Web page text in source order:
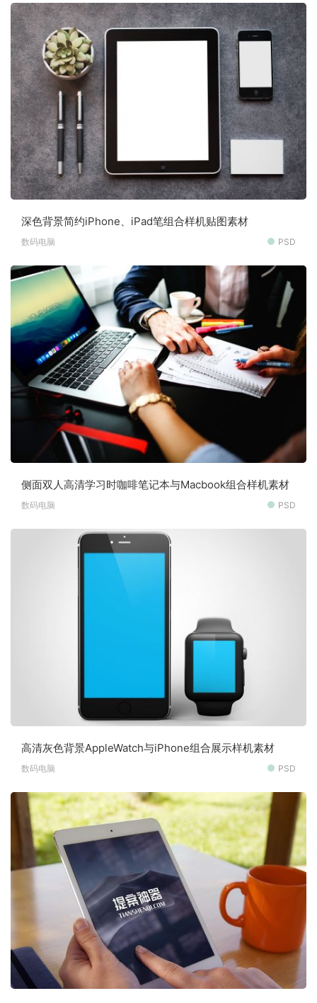
深色背景简约iPhone、iPad笔组合样机贴图素材
数码电脑 PSD
侧面双人高清学习时咖啡笔记本与Macbook组合样机素材
数码电脑 PSD
高清灰色背景AppleWatch与iPhone组合展示样机素材
数码电脑 PSD